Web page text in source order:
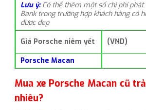
Lưu ý:Có thể thêm một số chi phí phát
Bank trong trường hợp khách hàng có
được đẹp
Giá Porsche niêm yết (VND)
Porsche Macan
Mua xe Porsche Macan cũ
nhiêu?